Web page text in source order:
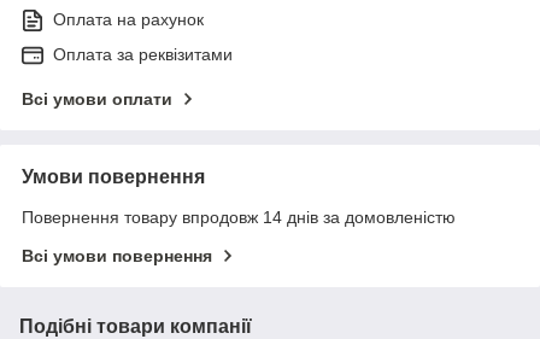
Оплата на рахунок
Оплата за реквізитами
Всі умови оплати
Умови повернення
Повернення товару впродовж 14 днів за домовленістю
Всі умови повернення
Подібні товари компанії